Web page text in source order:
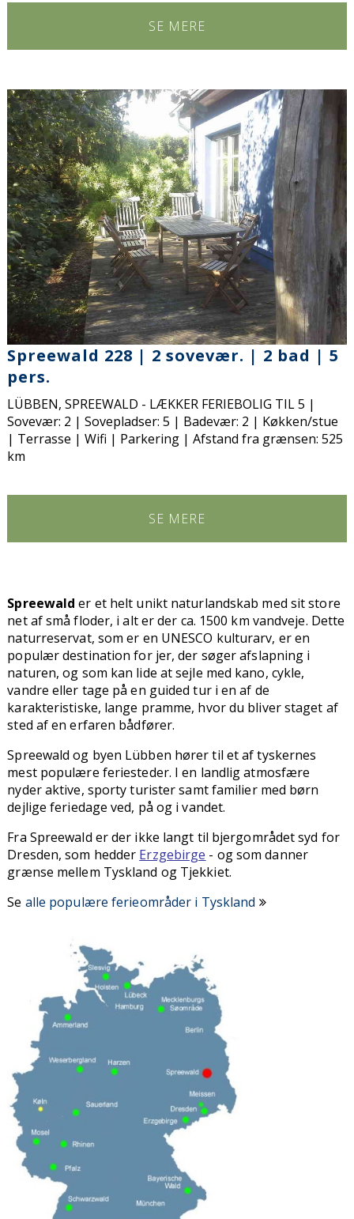
SE MERE
Spreewald 228 | 2 sovevær. | 2 bad | 5
pers.
LÜBBEN, SPREEWALD - LÆKKER FERIEBOLIG TIL 5 |
Sovevær: 2 | Sovepladser: 5 | Badevær: 2 | Køkken/stue
| Terrasse | Wifi | Parkering | Afstand fra grænsen: 525
km
SE MERE
Spreewald er et helt unikt naturlandskab med sit store
net af små floder, i alt er der ca. 1500 km vandveje. Dette
naturreservat, som er en UNESCO kulturarv, er en
populær destination for jer, der søger afslapning i
naturen, og som kan lide at sejle med kano, cykle,
vandre eller tage på en guided tur i en af de
karakteristiske, lange pramme, hvor du bliver staget af
sted af en erfaren bådfører.
Spreewald og byen Lübben hører til et af tyskernes
mest populære feriesteder. I en landlig atmosfære
nyder aktive, sporty turister samt familier med børn
dejlige feriedage ved, på og i vandet.
Fra Spreewald er der ikke langt til bjergområdet syd for
Dresden, som hedder Erzgebirge - og som danner
grænse mellem Tyskland og Tjekkiet.
Se alle populære ferieområder i Tyskland